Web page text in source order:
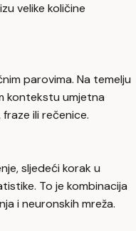
velike količine
parovima. Na temelju
kontekstu umjetna
ili rečenice.
sljedeći korak u
To je kombinacija
i neuronskih mreža.